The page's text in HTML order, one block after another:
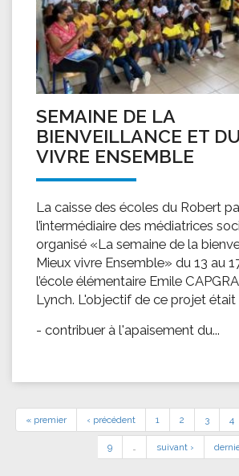
SEMAINE DE LA
BIENVEILLANCE ET
VIVRE ENSEMBLE
La caisse des écoles du Robert
l’intermédiaire des médiatrices
organisé «La semaine de la
Mieux vivre Ensemble» du 13 au
l’école élémentaire Emile
Lynch. L'objectif de ce projet était
- contribuer à l'apaisement du...
« premier ‹ précédent 1 2 3 4
9 … suivant ›